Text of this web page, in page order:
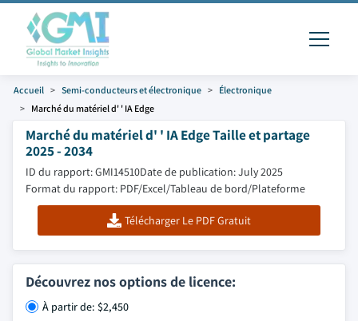
Accueil Semi-conducteurs et électronique
Électronique
Marché du matériel d' ' IA Edge
Marché du matériel d' ' IA Edge Taille et partage
2025 - 2034
ID du rapport: GMI14510Date de publication: July 2025
Format du rapport: PDF/Excel/Tableau de bord/Plateforme
Télécharger Le PDF Gratuit
Découvrez nos options de licence:
À partir de: $2,450